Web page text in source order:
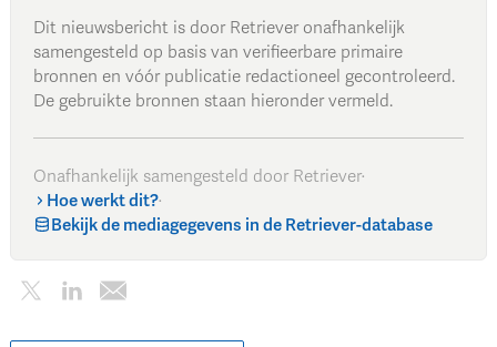
Dit nieuwsbericht is door Retriever onafhankelijk
samengesteld op basis van verifieerbare primaire
bronnen en vóór publicatie redactioneel gecontroleerd.
De gebruikte bronnen staan hieronder vermeld.
Onafhankelijk samengesteld door Retriever·
Hoe werkt dit?·
Bekijk de mediagegevens in de Retriever-database